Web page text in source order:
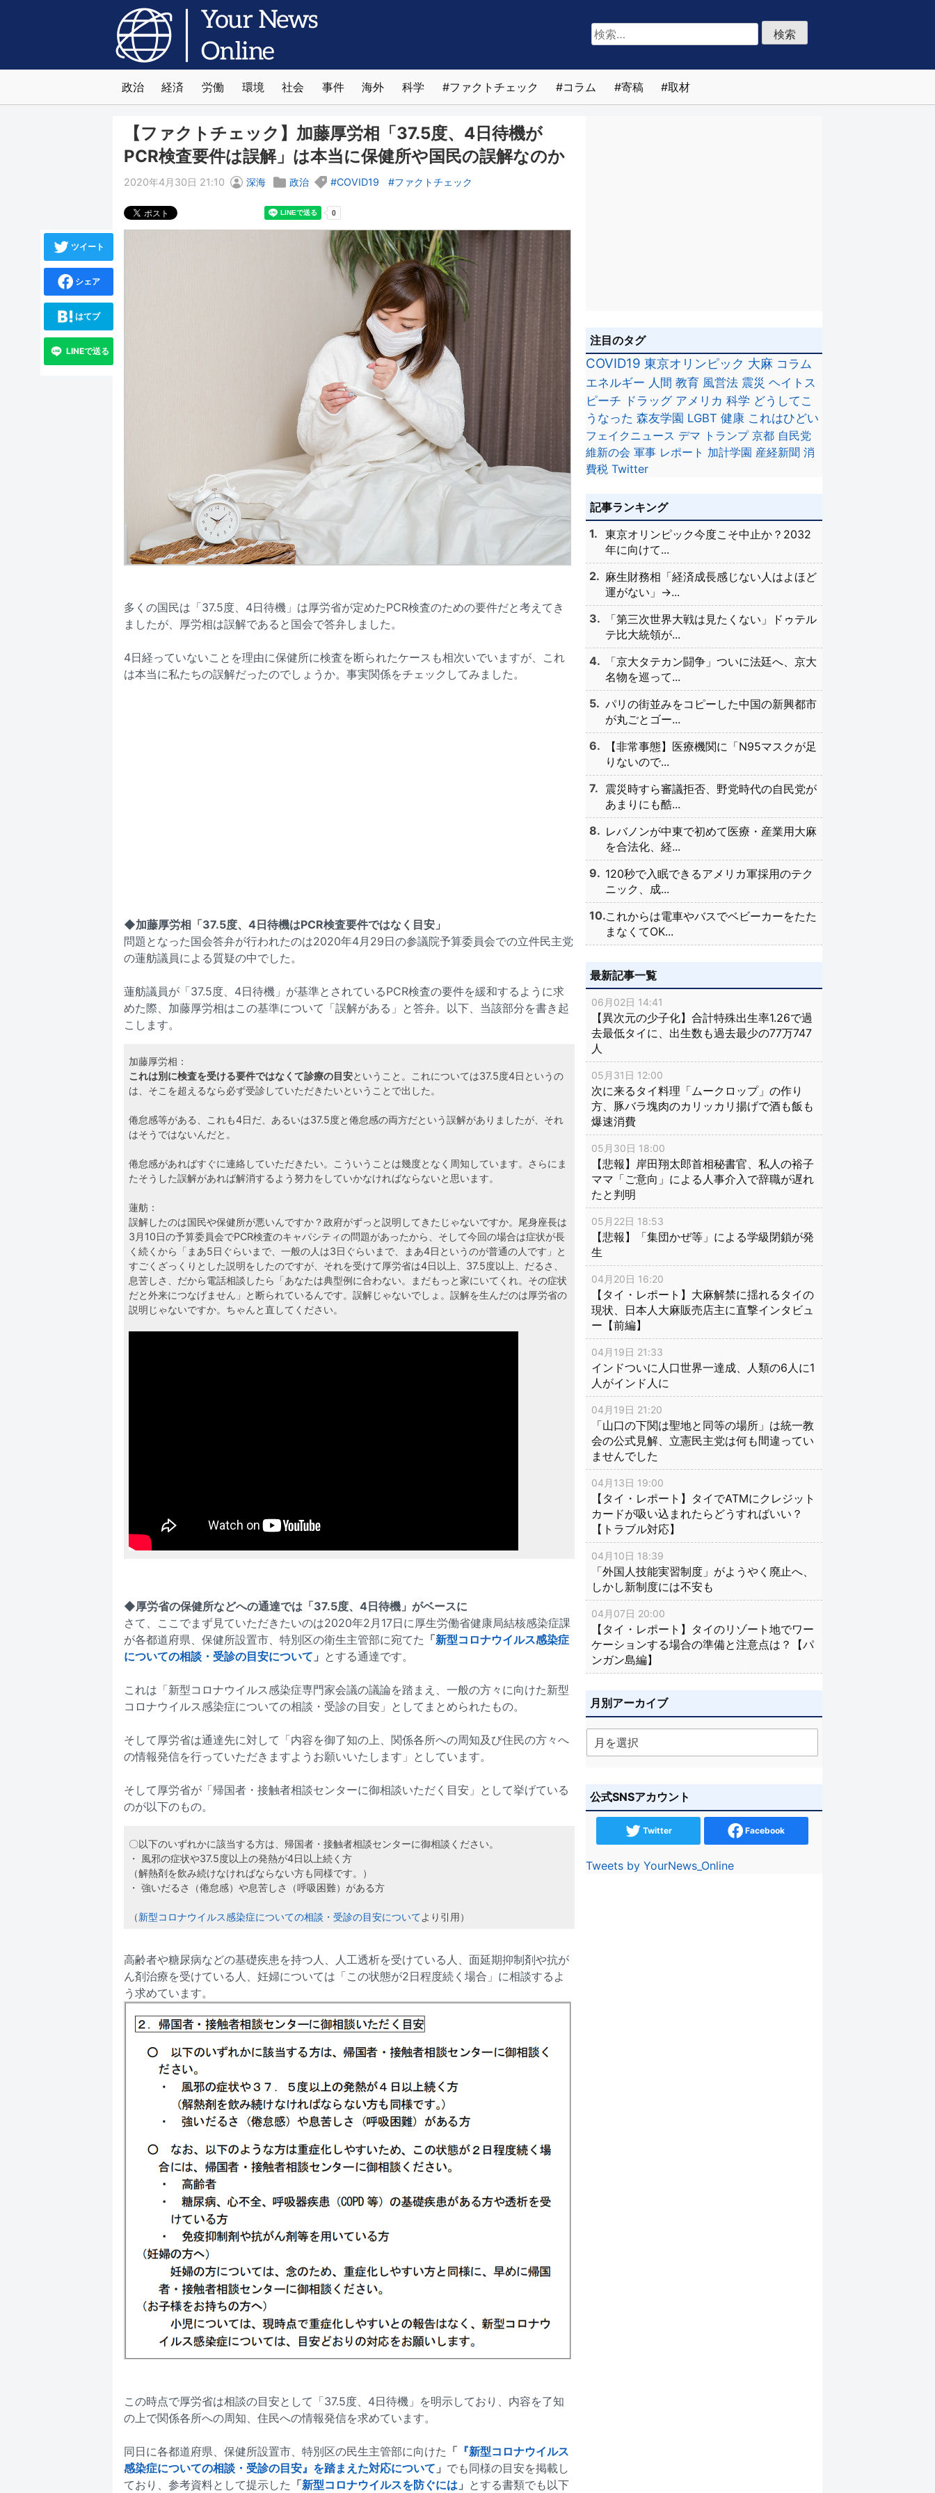
検
索:
政治 経済 労働 環境 社会 事件 海外 科学 ファクトチェック コラム 寄稿 取材
【ファクトチェック】加藤厚労相「37.5度、4日待機が
PCR検査要件は誤解」は本当に保健所や国民の誤解なのか
2020年4月30日 21:10 深海 政治 COVID19 ファクトチェック
多くの国民は「37.5度、4日待機」は厚労省が定めたPCR検査のための要件だと考えてき
ましたが、厚労相は誤解であると国会で答弁しました。
4日経っていないことを理由に保健所に検査を断られたケースも相次いでいますが、これ
は本当に私たちの誤解だったのでしょうか。事実関係をチェックしてみました。
◆加藤厚労相「37.5度、4日待機はPCR検査要件ではなく目安」
問題となった国会答弁が行われたのは2020年4月29日の参議院予算委員会での立件民主党
の蓮舫議員による質疑の中でした。
蓮舫議員が「37.5度、4日待機」が基準とされているPCR検査の要件を緩和するように求
めた際、加藤厚労相はこの基準について「誤解がある」と答弁。以下、当該部分を書き起
こします。
加藤厚労相：
これは別に検査を受ける要件ではなくて診療の目安ということ。これについては37.5度4日というの
は、そこを超えるなら必ず受診していただきたいということで出した。
倦怠感等がある、これも4日だ、あるいは37.5度と倦怠感の両方だという誤解がありましたが、それ
はそうではないんだと。
倦怠感があればすぐに連絡していただきたい。こういうことは幾度となく周知しています。さらにま
たそうした誤解があれば解消するよう努力をしていかなければならないと思います。
蓮舫：
誤解したのは国民や保健所が悪いんですか？政府がずっと説明してきたじゃないですか。尾身座長は
3月10日の予算委員会でPCR検査のキャパシティの問題があったから、そして今回の場合は症状が長
く続くから「まあ5日ぐらいまで、一般の人は3日ぐらいまで、まあ4日というのが普通の人です」と
すごくざっくりとした説明をしたのですが、それを受けて厚労省は4日以上、37.5度以上、だるさ、
息苦しさ、だから電話相談したら「あなたは典型例に合わない。まだもっと家にいてくれ。その症状
だと外来につなげません」と断られているんです。誤解じゃないでしょ。誤解を生んだのは厚労省の
説明じゃないですか。ちゃんと直してください。
◆厚労省の保健所などへの通達では「37.5度、4日待機」がベースに
さて、ここでまず見ていただきたいのは2020年2月17日に厚生労働省健康局結核感染症課
が各都道府県、保健所設置市、特別区の衛生主管部に宛てた 「新型コロナウイルス感染症
についての相談・受診の目安について 」 とする通達です。
これは「新型コロナウイルス感染症専門家会議の議論を踏まえ、一般の方々に向けた新型
コロナウイルス感染症についての相談・受診の目安」としてまとめられたもの。
そして厚労省は通達先に対して「内容を御了知の上、関係各所への周知及び住民の方々へ
の情報発信を行っていただきますようお願いいたします」としています。
そして厚労省が「帰国者・接触者相談センターに御相談いただく目安」として挙げている
のが以下のもの。
〇以下のいずれかに該当する方は、帰国者・接触者相談センターに御相談ください。
・ 風邪の症状や37.5度以上の発熱が4日以上続く方
（解熱剤を飲み続けなければならない方も同様です。）
・ 強いだるさ（倦怠感）や息苦しさ（呼吸困難）がある方
（新型コロナウイルス感染症についての相談・受診の目安についてより引用）
高齢者や糖尿病などの基礎疾患を持つ人、人工透析を受けている人、面延期抑制剤や抗が
ん剤治療を受けている人、妊婦については「この状態が2日程度続く場合」に相談するよ
う求めています。
この時点で厚労省は相談の目安として「37.5度、4日待機」を明示しており、内容を了知
の上で関係各所への周知、住民への情報発信を求めています。
同日に各都道府県、保健所設置市、特別区の民生主管部に向けた 「 『新型コロナウイルス
感染症についての相談・受診の目安』を踏まえた対応について 」 でも同様の目安を掲載し
ており、参考資料として提示した 「新型コロナウイルスを防ぐには 」 とする書類でも以下
ツイート
シェア
はてブ
LINEで送る
注目のタグ
COVID19 東京オリンピック 大麻 コラム
エネルギー 人間 教育 風営法 震災 ヘイトス
ピーチ ドラッグ アメリカ 科学 どうしてこ
うなった 森友学園 LGBT 健康 これはひどい
フェイクニュース デマ トランプ 京都 自民党
維新の会 軍事 レポート 加計学園 産経新聞 消
費税 Twitter
記事ランキング
東京オリンピック今度こそ中止か？2032
年に向けて...
麻生財務相「経済成長感じない人はよほど
運がない」→...
「第三次世界大戦は見たくない」ドゥテル
テ比大統領が...
「京大タテカン闘争」ついに法廷へ、京大
名物を巡って...
パリの街並みをコピーした中国の新興都市
が丸ごとゴー...
【非常事態】医療機関に「N95マスクが足
りないので...
震災時すら審議拒否、野党時代の自民党が
あまりにも酷...
レバノンが中東で初めて医療・産業用大麻
を合法化、経...
120秒で入眠できるアメリカ軍採用のテク
ニック、成...
これからは電車やバスでベビーカーをたた
まなくてOK...
最新記事一覧
06月02日 14:41
【異次元の少子化】合計特殊出生率1.26で過
去最低タイに、出生数も過去最少の77万747
人
05月31日 12:00
次に来るタイ料理「ムークロップ」の作り
方、豚バラ塊肉のカリッカリ揚げで酒も飯も
爆速消費
05月30日 18:00
【悲報】岸田翔太郎首相秘書官、私人の裕子
ママ「ご意向」による人事介入で辞職が遅れ
たと判明
05月22日 18:53
【悲報】「集団かぜ等」による学級閉鎖が発
生
04月20日 16:20
【タイ・レポート】大麻解禁に揺れるタイの
現状、日本人大麻販売店主に直撃インタビュ
ー【前編】
04月19日 21:33
インドついに人口世界一達成、人類の6人に1
人がインド人に
04月19日 21:20
「山口の下関は聖地と同等の場所」は統一教
会の公式見解、立憲民主党は何も間違ってい
ませんでした
04月13日 19:00
【タイ・レポート】タイでATMにクレジット
カードが吸い込まれたらどうすればいい？
【トラブル対応】
04月10日 18:39
「外国人技能実習制度」がようやく廃止へ、
しかし新制度には不安も
04月07日 20:00
【タイ・レポート】タイのリゾート地でワー
ケーションする場合の準備と注意点は？【パ
ンガン島編】
月別アーカイブ
公式SNSアカウント
Twitter Facebook
Tweets by YourNews_Online